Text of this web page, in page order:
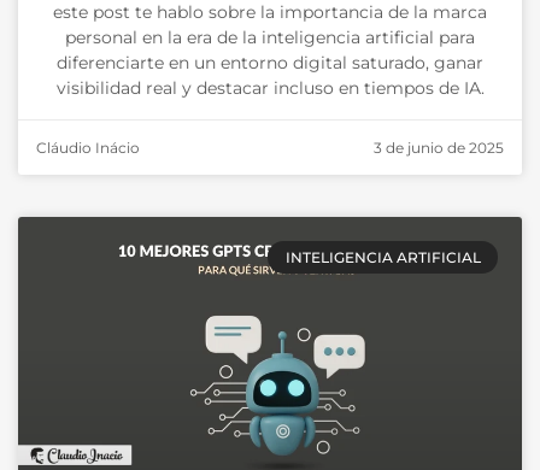
este post te hablo sobre la importancia de la marca
personal en la era de la inteligencia artificial para
diferenciarte en un entorno digital saturado, ganar
visibilidad real y destacar incluso en tiempos de IA.
Cláudio Inácio 3 de junio de 2025
INTELIGENCIA ARTIFICIAL